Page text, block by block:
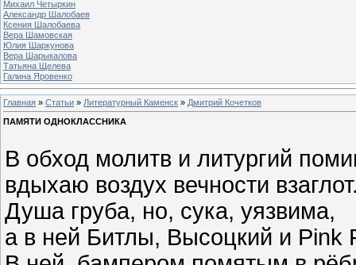
Михаил Четыркин
Александр Шалобаев
Ксения Шалобаева
Вера Шамовская
Юлия Шаркунова
Вера Шарыкалова
Татьяна Щелева
Галина Яровенко
Главная » Статьи » Литературный Каменск » Дмитрий Кочетков
ПАМЯТИ ОДНОКЛАССНИКА
В обход молитв и литургий
вдыхаю воздух вечности
Душа груба, но, сука, уязвима,
а в ней Битлы, Высоцкий и Pink